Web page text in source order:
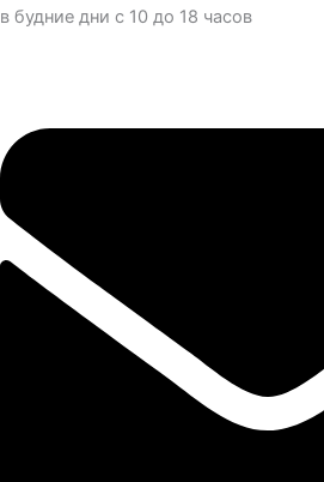
в будние дни с 10 до 18 часов